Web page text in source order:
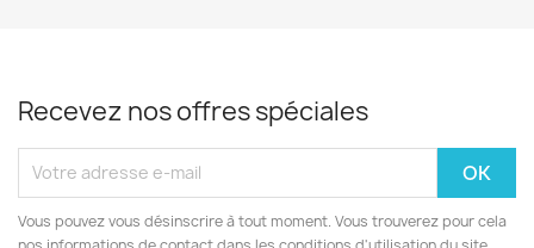
Recevez nos offres spéciales
Vous pouvez vous désinscrire à tout moment. Vous trouverez pour cela